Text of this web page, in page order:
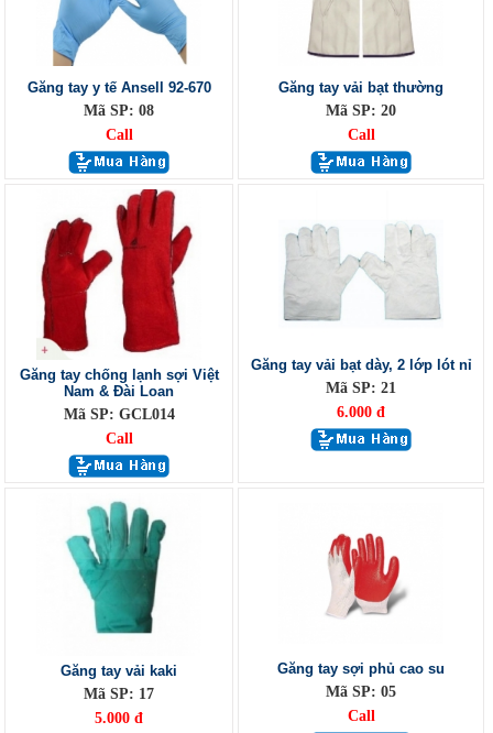
Găng tay y tế Ansell 92-670
Mã SP: 08
Call
Găng tay vải bạt thường
Mã SP: 20
Call
Găng tay chống lạnh sợi Việt
Nam & Đài Loan
Mã SP: GCL014
Call
Găng tay vải bạt dày, 2 lớp lót nỉ
Mã SP: 21
6.000 đ
Găng tay vải kaki
Mã SP: 17
5.000 đ
Găng tay sợi phủ cao su
Mã SP: 05
Call